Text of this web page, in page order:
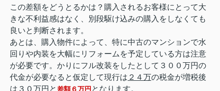
この差額をどうとるかは？購入されるお客様にとって大
きな不利益感はなく、別段駆け込みの購入をしなくても
良いと判断されます。
あとは、購入物件によって、特に中古のマンションで水
回りや内装を大幅にリフォームを予定している方は注意
が必要です。かりにフル改装をしたとして３００万円の
代金が必要なると仮定して現行は ２４万の税金が増税後
は ３０万円 と 差額６万円 となります。